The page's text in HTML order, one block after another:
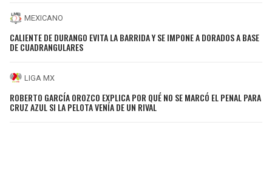
MEXICANO
CALIENTE DE DURANGO EVITA LA BARRIDA Y SE IMPONE A DORADOS A BASE
DE CUADRANGULARES
LIGA MX
ROBERTO GARCÍA OROZCO EXPLICA POR QUÉ NO SE MARCÓ EL PENAL PARA
CRUZ AZUL SI LA PELOTA VENÍA DE UN RIVAL